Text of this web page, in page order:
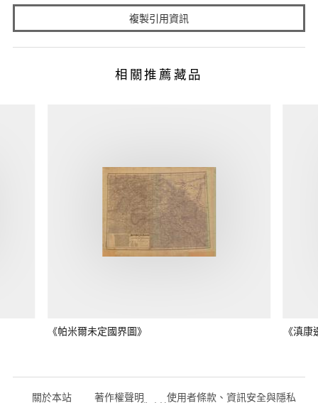
複製引用資訊
相關推薦藏品
《帕米爾未定國界圖》 《滇
關於本站 著作權聲明 使用者條款、資訊安全與隱私